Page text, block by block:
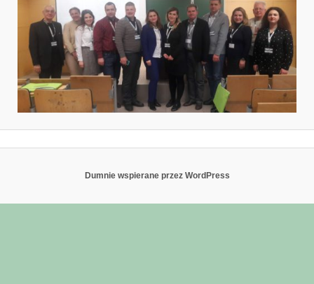
Dumnie wspierane przez WordPress